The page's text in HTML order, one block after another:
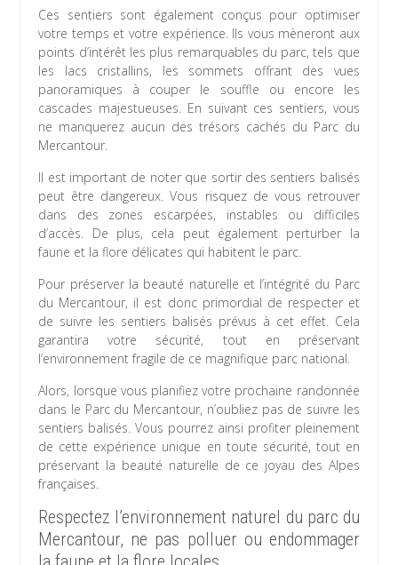
Ces sentiers sont également conçus pour optimiser
votre temps et votre expérience. Ils vous mèneront aux
points d’intérêt les plus remarquables du parc, tels que
les lacs cristallins, les sommets offrant des vues
panoramiques à couper le souffle ou encore les
cascades majestueuses. En suivant ces sentiers, vous
ne manquerez aucun des trésors cachés du Parc du
Mercantour.
Il est important de noter que sortir des sentiers balisés
peut être dangereux. Vous risquez de vous retrouver
dans des zones escarpées, instables ou difficiles
d’accès. De plus, cela peut également perturber la
faune et la flore délicates qui habitent le parc.
Pour préserver la beauté naturelle et l’intégrité du Parc
du Mercantour, il est donc primordial de respecter et
de suivre les sentiers balisés prévus à cet effet. Cela
garantira votre sécurité, tout en préservant
l’environnement fragile de ce magnifique parc national.
Alors, lorsque vous planifiez votre prochaine randonnée
dans le Parc du Mercantour, n’oubliez pas de suivre les
sentiers balisés. Vous pourrez ainsi profiter pleinement
de cette expérience unique en toute sécurité, tout en
préservant la beauté naturelle de ce joyau des Alpes
françaises.
Respectez l’environnement naturel du parc du
Mercantour, ne pas polluer ou endommager